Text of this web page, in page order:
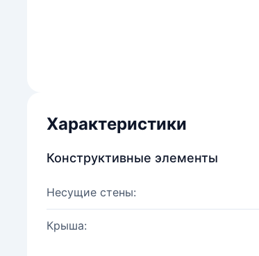
Характеристики
Конструктивные элементы
Несущие стены:
Крыша: